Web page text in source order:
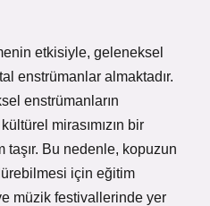
etkisiyle, geleneksel
enstrümanlar almaktadır.
enstrümanların
mirasımızın bir
taşır. Bu nedenle, kopuzun
için eğitim
müzik festivallerinde yer